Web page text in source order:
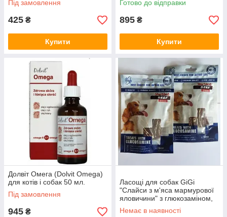
Під замовлення
425 ₴
Купити
Готово до відправки
895 ₴
Купити
Долвіт Омега (Dolvit Omega)
для котів і собак 50 мл.
Під замовлення
945 ₴
Ласощі для собак GiGi
"Слайси з м'яса мармурової
яловичини" з глюкозаміном,
85 г
Немає в наявності